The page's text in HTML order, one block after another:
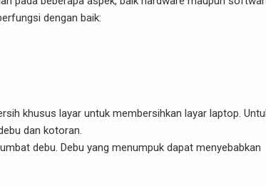
dengan baik:
khusus layar untuk membersihkan layar laptop.
dan kotoran.
debu. Debu yang menumpuk dapat menyebabkan